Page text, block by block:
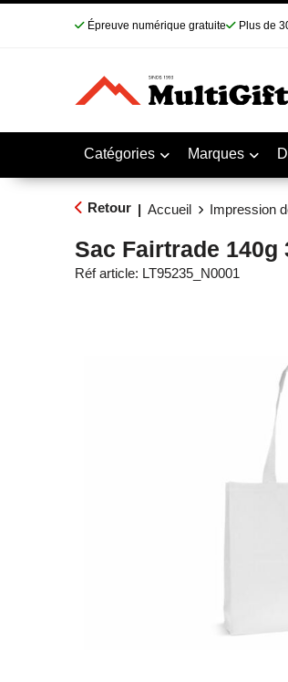
Épreuve numérique gratuite Plus de
Catégories Marques
Retour | Accueil Impression
Sac Fairtrade 140g
Réf article: LT95235_N0001